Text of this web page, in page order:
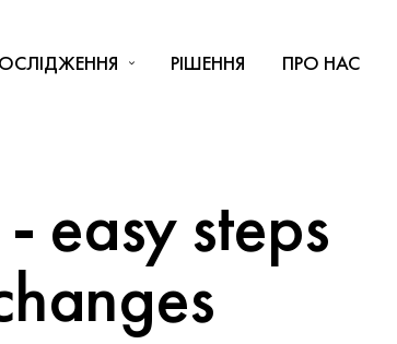
РІШЕННЯ ПРО НАС
easy steps